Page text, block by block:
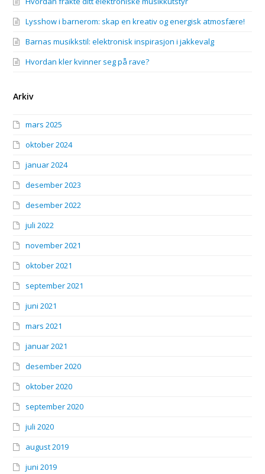
Lysshow i barnerom: skap en kreativ og energisk atmosfære!
Barnas musikkstil: elektronisk inspirasjon i jakkevalg
Hvordan kler kvinner seg på rave?
Arkiv
mars 2025
oktober 2024
januar 2024
desember 2023
desember 2022
juli 2022
november 2021
oktober 2021
september 2021
juni 2021
mars 2021
januar 2021
desember 2020
oktober 2020
september 2020
juli 2020
august 2019
juni 2019